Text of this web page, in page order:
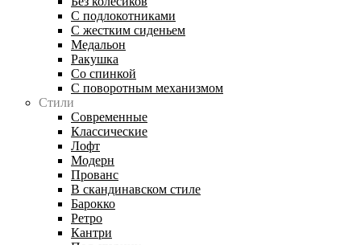
С подлокотниками
С жестким сиденьем
Медальон
Ракушка
Со спинкой
С поворотным механизмом
Стили
Современные
Классические
Лофт
Модерн
Прованс
В скандинавском стиле
Барокко
Ретро
Кантри